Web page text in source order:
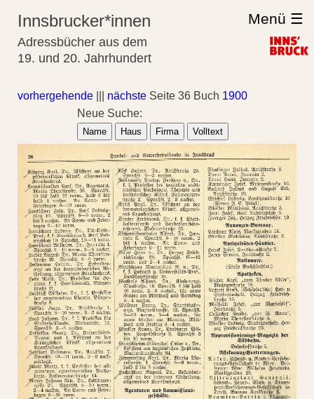
Innsbrucker*innen
Adressbücher aus dem
19. und 20. Jahrhundert
Menü ☰
vorhergehende nächste Seite 36 Buch 1900
Neue Suche:
Name Haus Firma Volltext